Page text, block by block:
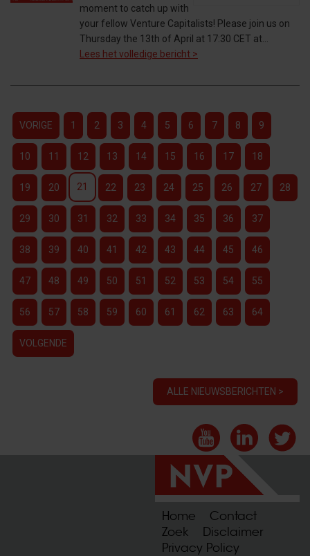
moment to catch up with
your fellow Venture Capitalists! Please join us on
Thursday the 13th of April at 17:30 CET at…
Lees het volledige bericht >
VORIGE 1 2 3 4 5 6 7 8 9
10 11 12 13 14 15 16 17 18
19 20 21 22 23 24 25 26 27 28
29 30 31 32 33 34 35 36 37
38 39 40 41 42 43 44 45 46
47 48 49 50 51 52 53 54 55
56 57 58 59 60 61 62 63 64
VOLGENDE
ALLE NIEUWSBERICHTEN >
Home
Contact
Zoek
Disclaimer
Privacy Policy